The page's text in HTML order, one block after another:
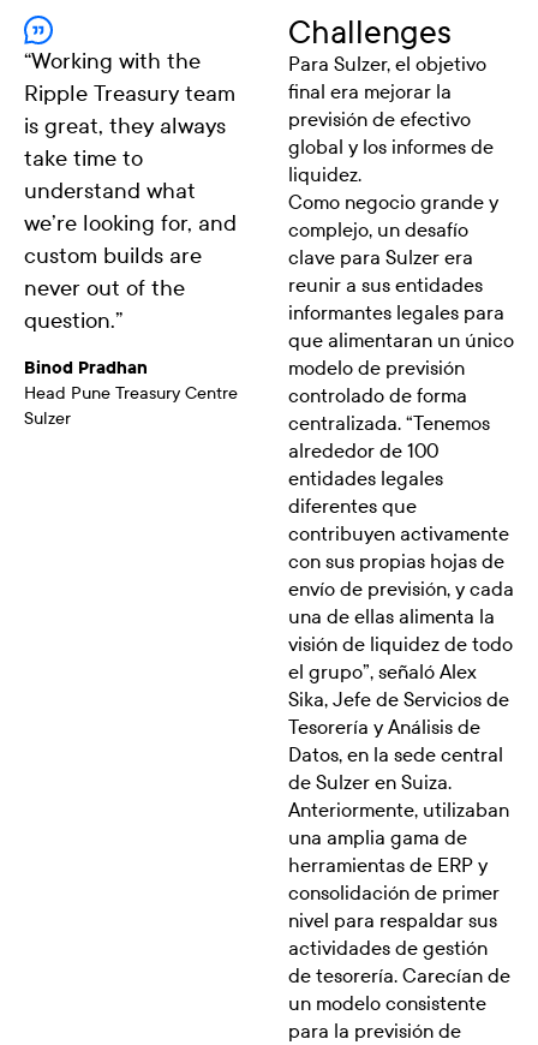
“Working with the
Ripple Treasury team
is great, they always
take time to
understand what
we’re looking for, and
custom builds are
never out of the
question.”
Binod Pradhan
Head Pune Treasury Centre
Sulzer
Challenges
Para Sulzer, el objetivo
final era mejorar la
previsión de efectivo
global y los informes de
liquidez.
Como negocio grande y
complejo, un desafío
clave para Sulzer era
reunir a sus entidades
informantes legales para
que alimentaran un único
modelo de previsión
controlado de forma
centralizada. “Tenemos
alrededor de 100
entidades legales
diferentes que
contribuyen activamente
con sus propias hojas de
envío de previsión, y cada
una de ellas alimenta la
visión de liquidez de todo
el grupo”, señaló Alex
Sika, Jefe de Servicios de
Tesorería y Análisis de
Datos, en la sede central
de Sulzer en Suiza.
Anteriormente, utilizaban
una amplia gama de
herramientas de ERP y
consolidación de primer
nivel para respaldar sus
actividades de gestión
de tesorería. Carecían de
un modelo consistente
para la previsión de